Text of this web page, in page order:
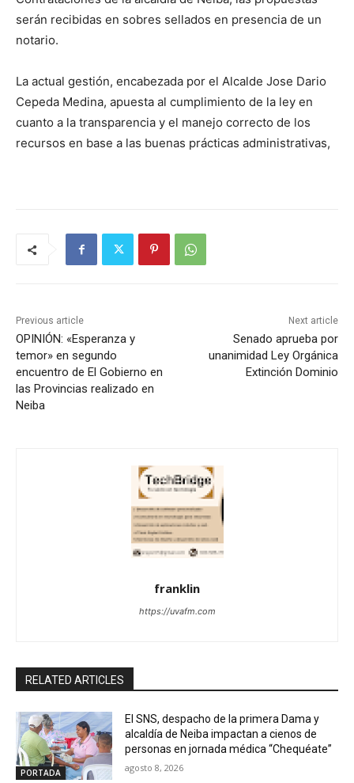
serán recibidas en sobres sellados en presencia de un
notario.
La actual gestión, encabezada por el Alcalde Jose Dario
Cepeda Medina, apuesta al cumplimiento de la ley en
cuanto a la transparencia y el manejo correcto de los
recursos en base a las buenas prácticas administrativas,
Previous article
OPINIÓN: «Esperanza y
temor» en segundo
encuentro de El Gobierno en
las Provincias realizado en
Neiba
Next article
Senado aprueba por
unanimidad Ley Orgánica
Extinción Dominio
franklin
https://uvafm.com
RELATED ARTICLES
PORTADA
El SNS, despacho de la primera Dama y
alcaldía de Neiba impactan a cienos de
personas en jornada médica “Chequéate”
agosto 8, 2026